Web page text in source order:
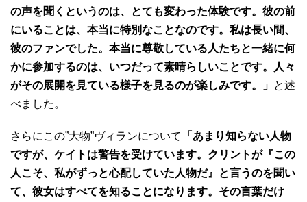
の声を聞くというのは、とても変わった体験です。彼の前
にいることは、本当に特別なことなのです。私は長い間、
彼のファンでした。本当に尊敬している人たちと一緒に何
かに参加するのは、いつだって素晴らしいことです。人々
がその展開を見ている様子を見るのが楽しみです。」
と述
べました。
さらにこの”大物”ヴィランについて
「あまり知らない人物
ですが、ケイトは警告を受けています。クリントが『この
人こそ、私がずっと心配していた人物だ』と言うのを聞い
て、彼女はすべてを知ることになります。その言葉だけ